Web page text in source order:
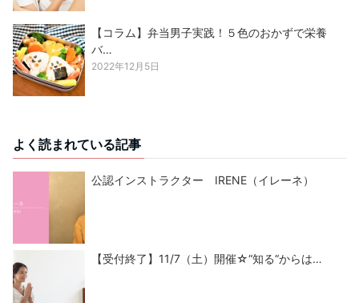
【コラム】弁当男子実践！５色のおかずで栄養
バ…
2022年12月5日
よく読まれている記事
公認インストラクター IRENE（イレーネ）
【受付終了】11/7（土）開催☆“知る“からは…